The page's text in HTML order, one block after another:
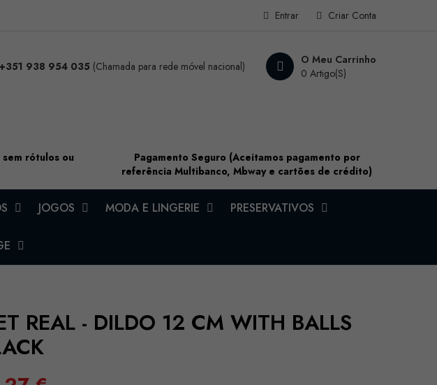
Criar Conta
Entrar
O Meu Carrinho
0 Artigo(s)
+351 938 954 035 (Chamada para rede móvel nacional)
rótulos ou
Pagamento Seguro (Aceitamos pagamento por
referência Multibanco, Mbway e cartões de crédito)
JOGOS MODA E LINGERIE PRESERVATIVOS
REAL - DILDO 12 CM WITH BALLS